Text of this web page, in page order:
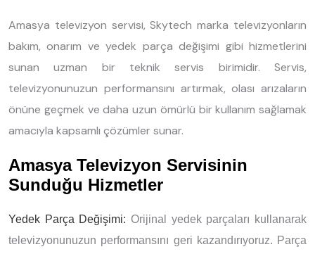
Amasya televizyon servisi, Skytech marka televizyonların
bakım, onarım ve yedek parça değişimi gibi hizmetlerini
sunan uzman bir teknik servis birimidir. Servis,
televizyonunuzun performansını artırmak, olası arızaların
önüne geçmek ve daha uzun ömürlü bir kullanım sağlamak
amacıyla kapsamlı çözümler sunar.
Amasya Televizyon Servisinin
Sunduğu Hizmetler
Yedek Parça Değişimi: Orijinal yedek parçaları kullanarak
televizyonunuzun performansını geri kazandırıyoruz. Parça